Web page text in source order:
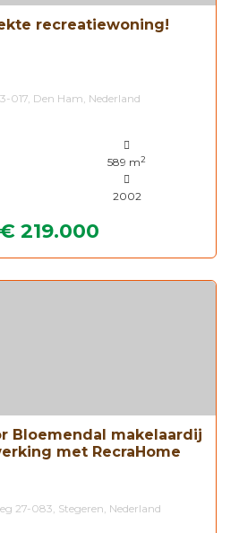
recreatiewoning!
017, Den Ham, Nederland
589 m2
2002
€ 219.000
Bloemendal makelaardij
met RecraHome
27-083, Stegeren, Nederland